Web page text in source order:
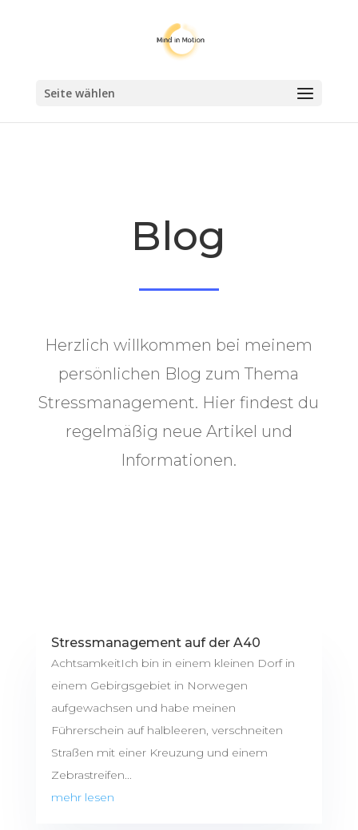
Seite wählen
Blog
Herzlich willkommen bei meinem
persönlichen Blog zum Thema
Stressmanagement. Hier findest du
regelmäßig neue Artikel und
Informationen.
Stressmanagement auf der A40
AchtsamkeitIch bin in einem kleinen Dorf in
einem Gebirgsgebiet in Norwegen
aufgewachsen und habe meinen
Führerschein auf halbleeren, verschneiten
Straßen mit einer Kreuzung und einem
Zebrastreifen...
mehr lesen